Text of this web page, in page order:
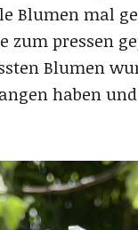
Blumen mal
zum pressen
Blumen
haben